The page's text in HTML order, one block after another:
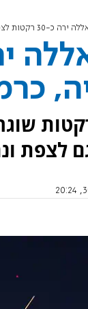
לצפון: מטחים לנהריה, כרמיאל, צפת ומירון
לצפת